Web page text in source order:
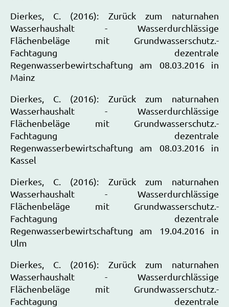
Dierkes, C. (2016): Zurück zum naturnahen
Wasserhaushalt - Wasserdurchlässige
Flächenbeläge mit Grundwasserschutz.-
Fachtagung dezentrale
Regenwasserbewirtschaftung am 08.03.2016 in
Mainz
Dierkes, C. (2016): Zurück zum naturnahen
Wasserhaushalt - Wasserdurchlässige
Flächenbeläge mit Grundwasserschutz.-
Fachtagung dezentrale
Regenwasserbewirtschaftung am 08.03.2016 in
Kassel
Dierkes, C. (2016): Zurück zum naturnahen
Wasserhaushalt - Wasserdurchlässige
Flächenbeläge mit Grundwasserschutz.-
Fachtagung dezentrale
Regenwasserbewirtschaftung am 19.04.2016 in
Ulm
Dierkes, C. (2016): Zurück zum naturnahen
Wasserhaushalt - Wasserdurchlässige
Flächenbeläge mit Grundwasserschutz.-
Fachtagung dezentrale